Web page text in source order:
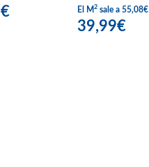
El M 2 sale a 55,08€
39,99€